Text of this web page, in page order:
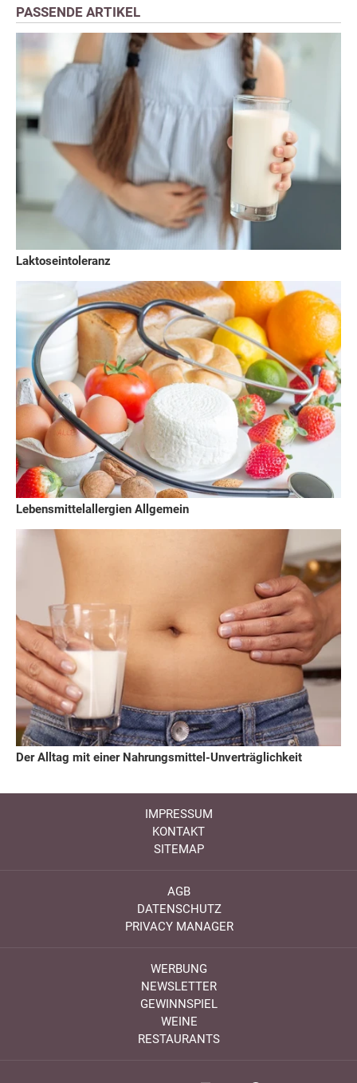
PASSENDE ARTIKEL
Laktoseintoleranz
Lebensmittelallergien Allgemein
Der Alltag mit einer Nahrungsmittel-Unverträglichkeit
IMPRESSUM
KONTAKT
SITEMAP
AGB
DATENSCHUTZ
PRIVACY MANAGER
WERBUNG
NEWSLETTER
GEWINNSPIEL
WEINE
RESTAURANTS